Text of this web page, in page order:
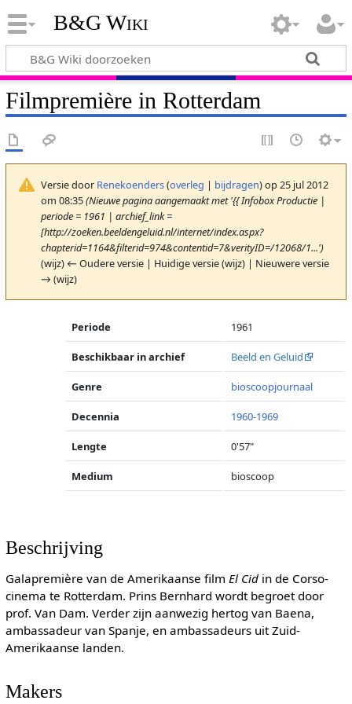
B&G Wiki
Filmpremière in Rotterdam
Versie door Renekoenders(overleg | bijdragen)op 25 jul 2012
om 08:35(Nieuwe pagina aangemaakt met '{{ Infobox Productie |
periode = 1961 | archief_link =
[http://zoeken.beeldengeluid.nl/internet/index.aspx?
chapterid=1164&filterid=974&contentid=7&verityID=/12068/1...')
(wijz) ← Oudere versie | Huidige versie (wijz) | Nieuwere versie
→ (wijz)
Periode 1961
Beschikbaar in archief Beeld en Geluid
Genre bioscoopjournaal
Decennia 1960-1969
Lengte 0'57"
Medium bioscoop
Beschrijving
Galapremière van de Amerikaanse film El Cidin de Corso-
cinema te Rotterdam. Prins Bernhard wordt begroet door
prof. Van Dam. Verder zijn aanwezig hertog van Baena,
ambassadeur van Spanje, en ambassadeurs uit Zuid-
Amerikaanse landen.
Makers